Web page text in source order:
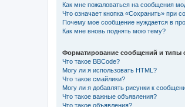
Как мне пожаловаться на сообщения
Что означает кнопка «Сохранить» при
Почему мое сообщение нуждается в
Как мне вновь поднять мою тему?
Форматирование сообщений и типы
Что такое BBCode?
Могу ли я использовать HTML?
Что такое смайлики?
Могу ли я добавлять рисунки к
Что такое важные объявления?
Что такое объявления?